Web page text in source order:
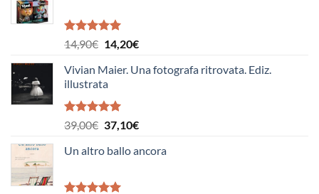
17,50€.
Valutato
5.00
14,90€ Il
originale
era:
14,90€.
14,20€Il
attuale
Vivian Maier. Una fotografa ritrovata. Ediz.
illustrata
Valutato
5.00
39,00€ Il
originale
39,00€.
37,10€Il
attuale
Un altro ballo ancora